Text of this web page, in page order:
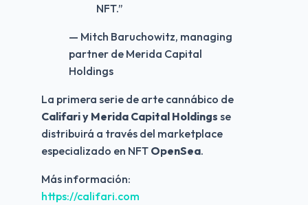
NFT.”
— Mitch Baruchowitz, managing
partner de Merida Capital
Holdings
Califari y Merida Capital Holdings se
distribuirá a través del marketplace
especializado en NFT OpenSea.
Más información:
https://califari.com